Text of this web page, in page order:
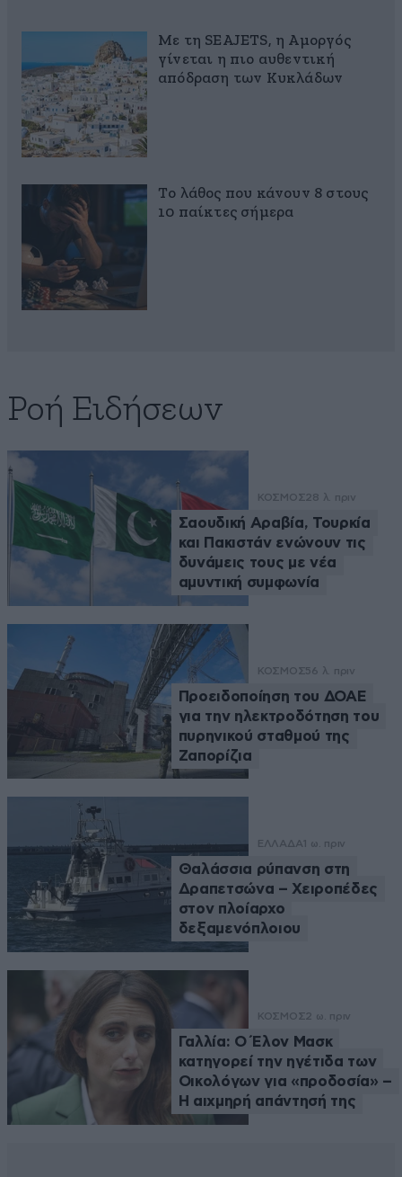
Με τη SEAJETS, η Αμοργός
γίνεται η πιο αυθεντική
απόδραση των Κυκλάδων
Το λάθος που κάνουν 8 στους
10 παίκτες σήμερα
Ροή Ειδήσεων
ΚΟΣΜΟΣ28 λ. πριν
Σαουδική Αραβία, Τουρκία
και Πακιστάν ενώνουν τις
δυνάμεις τους με νέα
αμυντική συμφωνία
ΚΟΣΜΟΣ56 λ. πριν
Προειδοποίηση του ΔΟΑΕ
για την ηλεκτροδότηση του
πυρηνικού σταθμού της
Ζαπορίζια
ΕΛΛΑΔΑ 1 ω. πριν
Θαλάσσια ρύπανση στη
Δραπετσώνα – Χειροπέδες
στον πλοίαρχο
δεξαμενόπλοιου
ΚΟΣΜΟΣ2 ω. πριν
Γαλλία: Ο Έλον Μασκ
κατηγορεί την ηγέτιδα των
Οικολόγων για «προδοσία» –
Η αιχμηρή απάντησή της